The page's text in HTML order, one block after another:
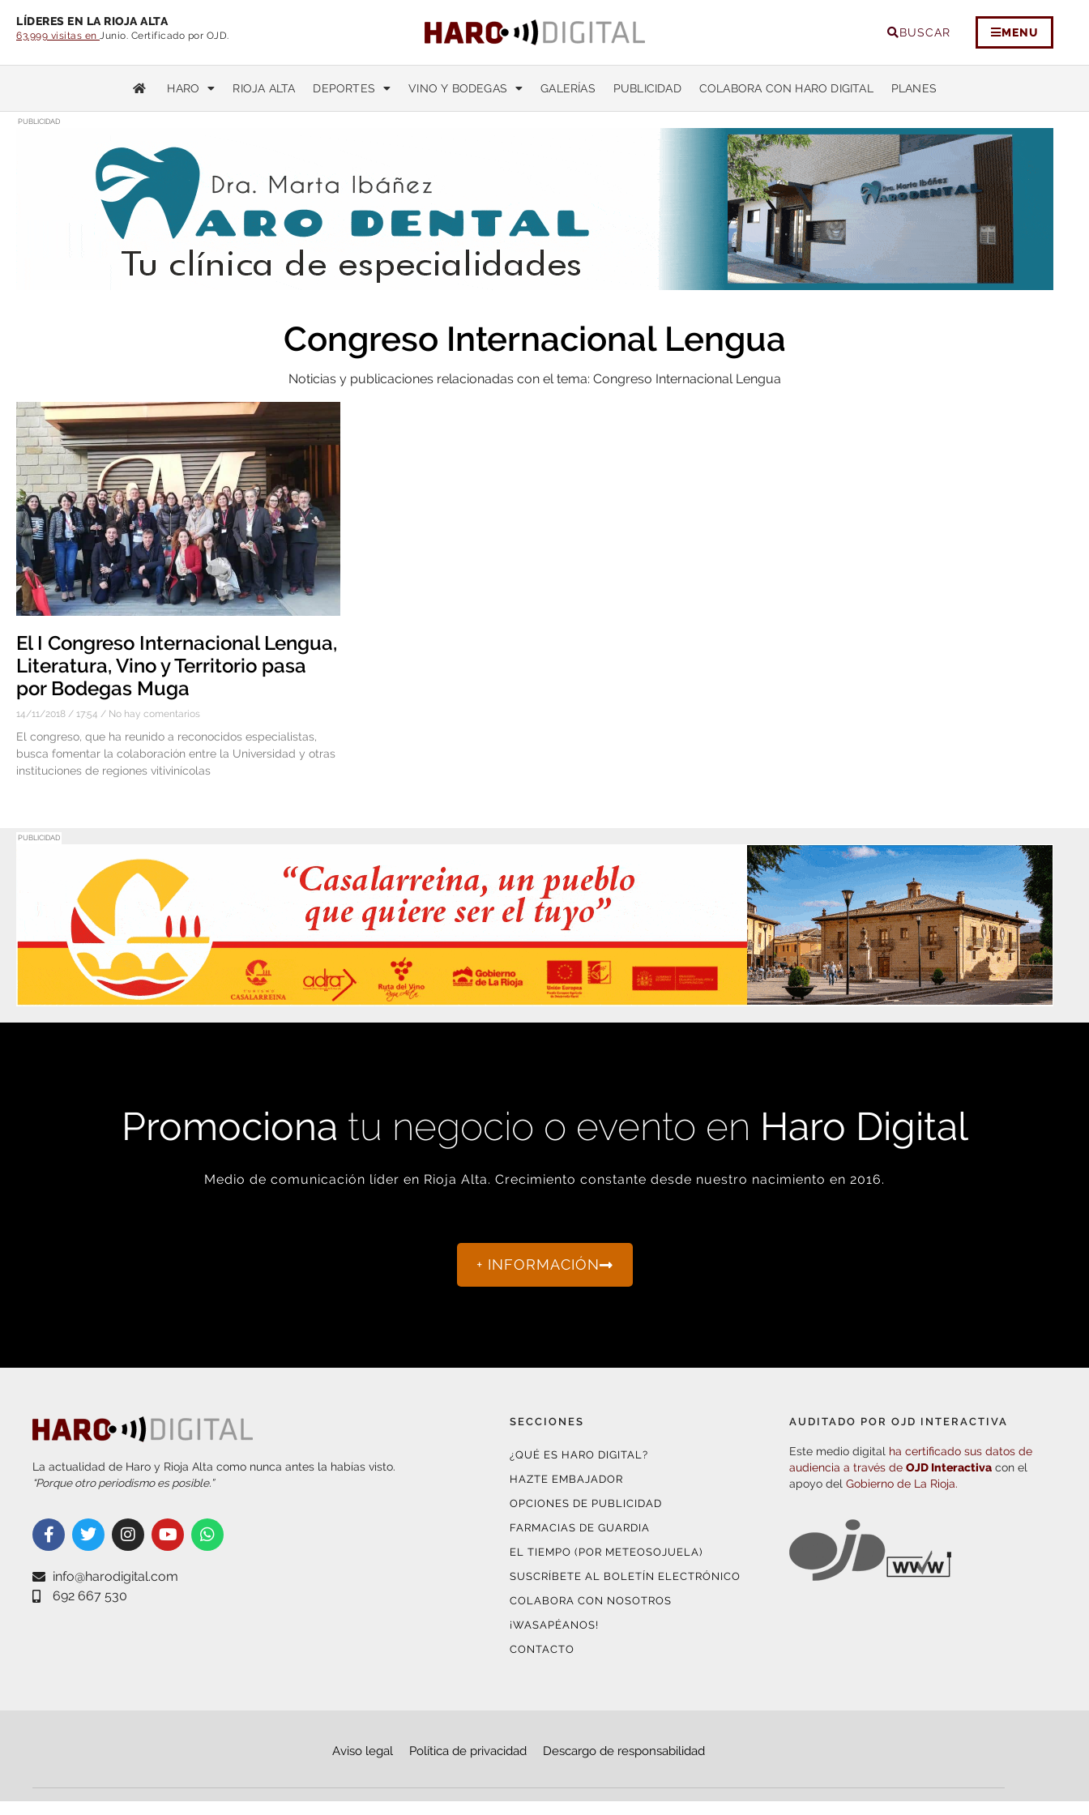
LÍDERES EN LA RIOJA ALTA
63.999 visitas en Junio. Certificado por OJD. BUSCAR MENU
HARO RIOJA ALTA DEPORTES VINO Y BODEGAS GALERÍAS PUBLICIDAD COLABORA CON HARO DIGITAL PLANES
PUBLICIDAD
Congreso Internacional Lengua
Noticias y publicaciones relacionadas con el tema: Congreso Internacional Lengua
El I Congreso Internacional Lengua,
Literatura, Vino y Territorio pasa
por Bodegas Muga
14/11/2018 17:54 No hay comentarios
El congreso, que ha reunido a reconocidos especialistas,
busca fomentar la colaboración entre la Universidad y otras
instituciones de regiones vitivinícolas
PUBLICIDAD
Promociona tu negocio o evento en Haro Digital
Medio de comunicación líder en Rioja Alta. Crecimiento constante desde nuestro nacimiento en 2016.
+ INFORMACIÓN
La actualidad de Haro y Rioja Alta como nunca antes la habías visto.
“Porque otro periodismo es posible.”
info@harodigital.com
692 667 530
SECCIONES
¿QUÉ ES HARO DIGITAL?
HAZTE EMBAJADOR
OPCIONES DE PUBLICIDAD
FARMACIAS DE GUARDIA
EL TIEMPO (POR METEOSOJUELA)
SUSCRÍBETE AL BOLETÍN ELECTRÓNICO
COLABORA CON NOSOTROS
¡WASAPÉANOS!
CONTACTO
AUDITADO POR OJD INTERACTIVA
Este medio digital ha certificado sus datos de
audiencia a través deOJD Interactiva con el
apoyo delGobierno de La Rioja.
Aviso legal Política de privacidad Descargo de responsabilidad